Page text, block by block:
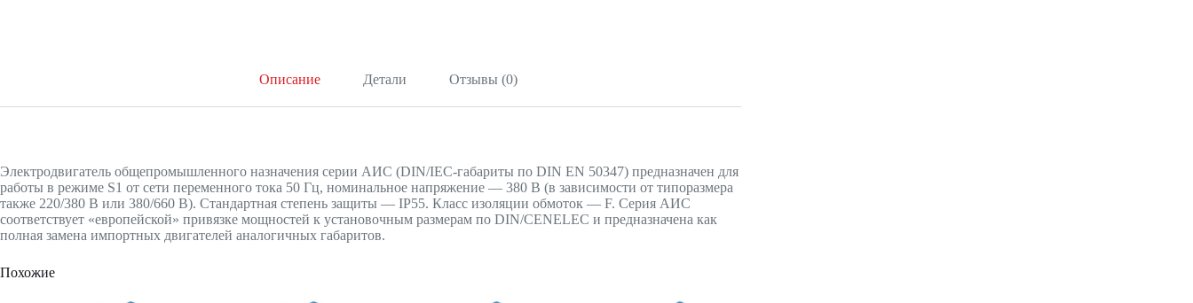
Описание Детали Отзывы (0)
Электродвигатель общепромышленного назначения серии АИС (DIN/IEC-габариты по DIN EN 50347) предназначен для
работы в режиме S1 от сети переменного тока 50 Гц, номинальное напряжение — 380 В (в зависимости от типоразмера
также 220/380 В или 380/660 В). Стандартная степень защиты — IP55. Класс изоляции обмоток — F. Серия АИС
соответствует «европейской» привязке мощностей к установочным размерам по DIN/CENELEC и предназначена как
полная замена импортных двигателей аналогичных габаритов.
Похожие